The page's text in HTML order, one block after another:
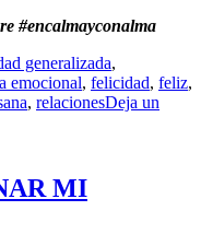
#encalmayconalma
generalizada,
emocional, felicidad, feliz,
, relacionesDeja un
MI